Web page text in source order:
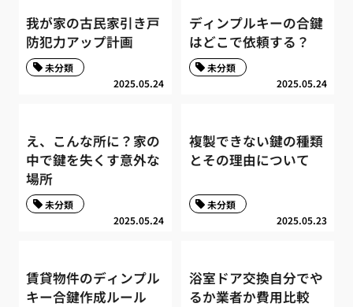
我が家の古民家引き戸
防犯力アップ計画
2025.05.24
未分類
ディンプルキーの合鍵
はどこで依頼する？
2025.05.24
未分類
え、こんな所に？家の
中で鍵を失くす意外な
場所
2025.05.24
未分類
複製できない鍵の種類
とその理由について
2025.05.23
未分類
賃貸物件のディンプル
キー合鍵作成ルール
浴室ドア交換自分でや
るか業者か費用比較